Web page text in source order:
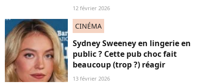
12 février 2026
CINÉMA
Sydney Sweeney en lingerie en
public ? Cette pub choc fait
beaucoup (trop ?) réagir
13 février 2026